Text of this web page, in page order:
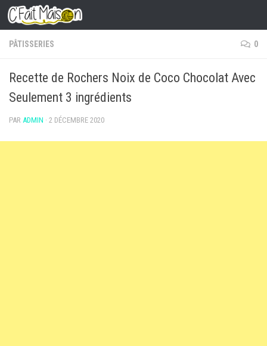
Skip to content
PÂTISSERIES 0
Recette de Rochers Noix de Coco Chocolat Avec
Seulement 3 ingrédients
PAR ADMIN · 2 DÉCEMBRE 2020